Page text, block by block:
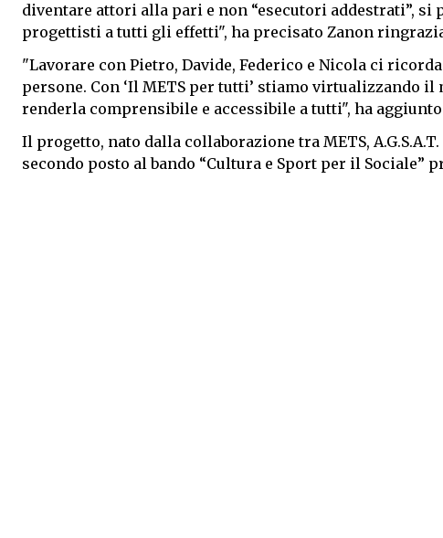
diventare attori alla pari e non “esecutori addestrati”, si
progettisti a tutti gli effetti", ha precisato Zanon
"Lavorare con Pietro, Davide, Federico e Nicola ci
persone. Con ‘Il METS per tutti’ stiamo virtualizzando
renderla comprensibile e accessibile a tutti", ha
Il progetto, nato dalla collaborazione tra METS,
secondo posto al bando “Cultura e Sport per il Sociale”